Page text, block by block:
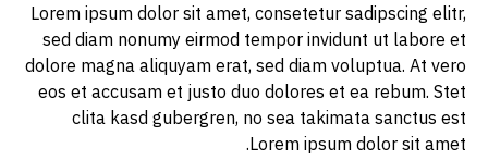
Lorem ipsum dolor sit amet, consetetur sadipscing elitr,
sed diam nonumy eirmod tempor invidunt ut labore et
dolore magna aliquyam erat, sed diam voluptua. At vero
eos et accusam et justo duo dolores et ea rebum. Stet
clita kasd gubergren, no sea takimata sanctus est
Lorem ipsum dolor sit amet.